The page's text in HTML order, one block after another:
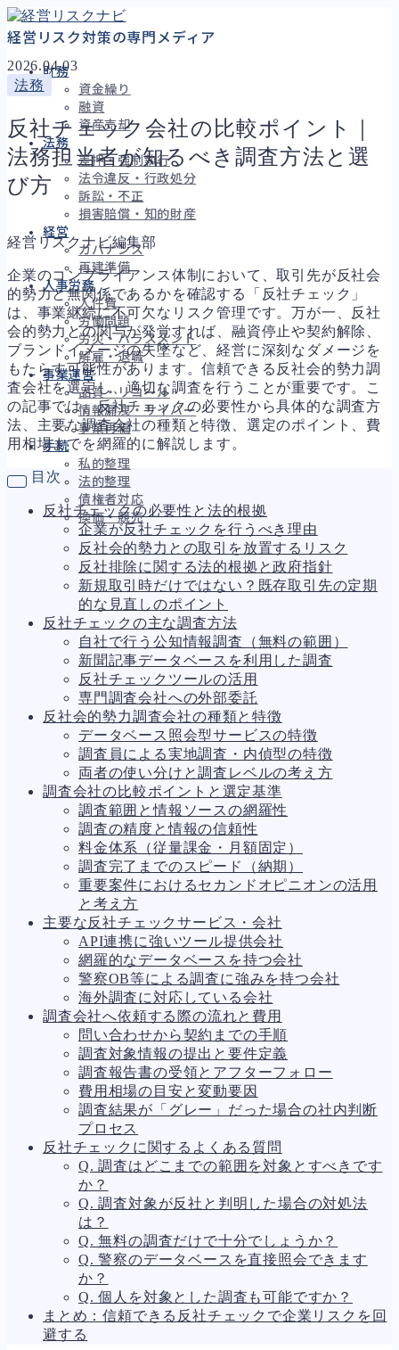
経営リスク対策の専門メディア
財務
資金繰り
融資
資産売却
法務
差押・強制執行
法令違反・行政処分
訴訟・不正
損害賠償・知的財産
経営
ガバナンス
再建準備
人事労務
人件費
労働問題
労災・ハラスメント
解雇・退職
事業運営
品質・リコール
情報漏洩・サイバー
事業再編
手続
私的整理
法的整理
債権者対応
換価・競売
財務
695
資金繰り 193
融資308
資産売却194
法務
1,101
差押・強制執行231
法令違反・行政処分318
訴訟・不正281
損害賠償・知的財産271
経営 157
ガバナンス90
再建準備67
人事労務572
人件費21
労働問題
273
労災・ハラスメント149
解雇・退職129
事業運営388
品質・リコール48
情報漏洩・サイバー269
事業再編71
手続 701
私的整理151
法的整理476
債権者対応19
換価・競売55
2026.04.03
法務
反社チェック会社の比較ポイント｜
法務担当者が知るべき調査方法と選
び方
経営リスクナビ編集部
企業のコンプライアンス体制において、取引先が反社会
的勢力と無関係であるかを確認する「反社チェック」
は、事業継続に不可欠なリスク管理です。万が一、反社
会的勢力との関与が発覚すれば、融資停止や契約解除、
ブランドイメージの失墜など、経営に深刻なダメージを
もたらす可能性があります。信頼できる反社会的勢力調
査会社を選定し、適切な調査を行うことが重要です。こ
の記事では、反社チェックの必要性から具体的な調査方
法、主要な調査会社の種類と特徴、選定のポイント、費
用相場までを網羅的に解説します。
目次
反社チェックの必要性と法的根拠
企業が反社チェックを行うべき理由
反社会的勢力との取引を放置するリスク
反社排除に関する法的根拠と政府指針
新規取引時だけではない？既存取引先の定期
的な見直しのポイント
反社チェックの主な調査方法
自社で行う公知情報調査（無料の範囲）
新聞記事データベースを利用した調査
反社チェックツールの活用
専門調査会社への外部委託
反社会的勢力調査会社の種類と特徴
データベース照会型サービスの特徴
調査員による実地調査・内偵型の特徴
両者の使い分けと調査レベルの考え方
調査会社の比較ポイントと選定基準
調査範囲と情報ソースの網羅性
調査の精度と情報の信頼性
料金体系（従量課金・月額固定）
調査完了までのスピード（納期）
重要案件におけるセカンドオピニオンの活用
と考え方
主要な反社チェックサービス・会社
API連携に強いツール提供会社
網羅的なデータベースを持つ会社
警察OB等による調査に強みを持つ会社
海外調査に対応している会社
調査会社へ依頼する際の流れと費用
問い合わせから契約までの手順
調査対象情報の提出と要件定義
調査報告書の受領とアフターフォロー
費用相場の目安と変動要因
調査結果が「グレー」だった場合の社内判断
プロセス
反社チェックに関するよくある質問
Q. 調査はどこまでの範囲を対象とすべきです
か？
Q. 調査対象が反社と判明した場合の対処法
は？
Q. 無料の調査だけで十分でしょうか？
Q. 警察のデータベースを直接照会できます
か？
Q. 個人を対象とした調査も可能ですか？
まとめ：信頼できる反社チェックで企業リスクを回
避する